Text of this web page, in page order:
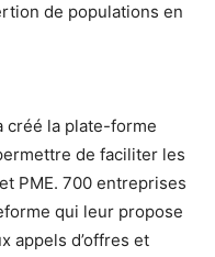
de populations en
créé la plate-forme
de faciliter les
PME. 700 entreprises
qui leur propose
appels d’offres et